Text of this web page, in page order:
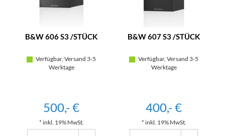
B&W 606 S3 /STÜCK
Verfügbar, Versand 3-5
Werktage
500,- €
* inkl. 19% MwSt.
B&W 607 S3 /STÜCK
Verfügbar, Versand 3-5
Werktage
400,- €
* inkl. 19% MwSt.